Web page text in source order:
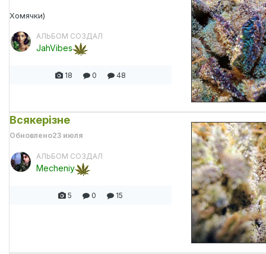
Хомячки)
АЛЬБОМ СОЗДАЛ
JahVibes
18 0 48
Всякерізне
Обновлено23 июля
АЛЬБОМ СОЗДАЛ
Mecheniy
5 0 15